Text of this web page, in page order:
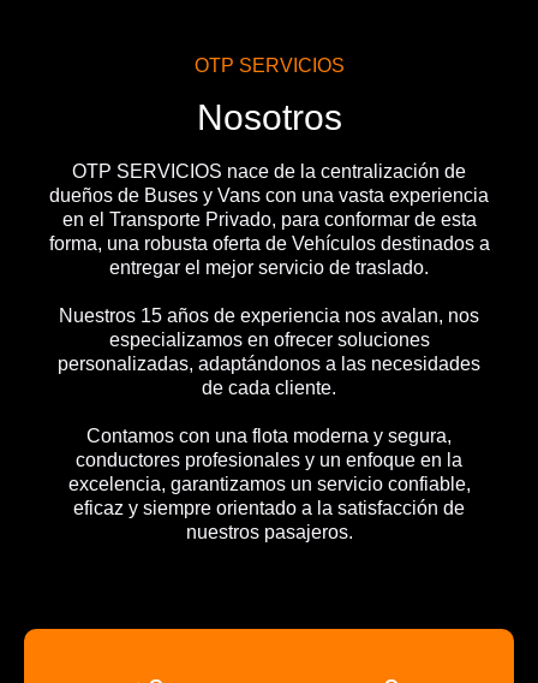
OTP SERVICIOS
Nosotros
OTP SERVICIOS nace de la centralización de
dueños de Buses y Vans con una vasta experiencia
en el Transporte Privado, para conformar de esta
forma, una robusta oferta de Vehículos destinados a
entregar el mejor servicio de traslado.
Nuestros 15 años de experiencia nos avalan, nos
especializamos en ofrecer soluciones
personalizadas, adaptándonos a las necesidades
de cada cliente.
Contamos con una flota moderna y segura,
conductores profesionales y un enfoque en la
excelencia, garantizamos un servicio confiable,
eficaz y siempre orientado a la satisfacción de
nuestros pasajeros.